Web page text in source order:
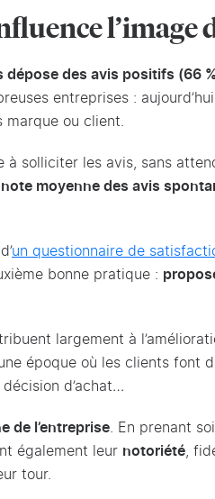
l’image
dépose des avis positifs (66
entreprises :
marque ou client.
solliciter les avis, sans
moyenne des avis
un questionnaire de
bonne pratique :
largement à
époque où les clients font
d’achat…
de l’entreprise . En prenant
également leur notoriété ,
tour.